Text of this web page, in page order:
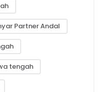
Partner Andal
tengah